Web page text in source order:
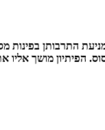
מושך אליו את